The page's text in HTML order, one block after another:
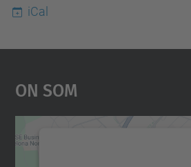
iCal
On Som